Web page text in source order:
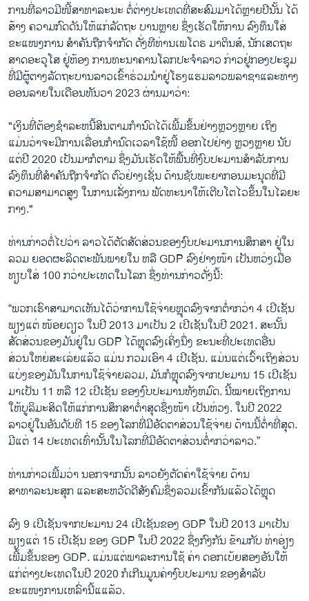
ການທີ່ລາວມີໜີ້ສາທາລະນະ ຕໍ່ຕ່າງປະເທດທີ່ສະສົມມາໄດ້ຫຼາຍປີນັ້ນ ໄດ້
ສ້າງ ຄວາມກົດດັນໃຫ້ແກ່ລັດຖະ ບານຫຼາຍ ຊຶ່ງເຮັດໃຫ້ການ ລົງທຶນໃສ່
ຂະແໜງການ ສໍາຄັນຖືກຈໍາກັດ ດັ່ງທີທ່ານເພໂດຣ ມາຕິນສ໌, ນັກເສດຖະ
ສາດອະວຸໂສ ຢູ່ຫ້ອງ ການທະນາຄານໂລກປະຈໍາລາວ ກ່າວຢູ່ກອງປະຊຸມ
ທີ່ມີຜູ້ຕາງລັດຖະບານລາວເຂົ້າຮ່ວມນໍາຢູ່ໂຮງແຮມລາວພລາຊາແລະທາງ
ອອນລາຍໃນເດືອນທັນວາ 2023 ຜ່ານມາວ່າ:
"ເງິນທີ່ຕ້ອງຊໍາລະຫນີ້ສິນຕາມກໍານົດໄດ້ເພີ້ມຂຶ້ນຢ່າງຫຼວງຫຼາຍ ເຖິງ
ແມ່ນວ່າຈະມີການເລື່ອນກໍານົດເວລາໃຊ້ໜີ້ ອອກໄປຢ່າງ ຫຼວງຫຼາຍ ນັບ
ແຕ່ປີ 2020 ເປັນມາກໍຕາມ ຊຶ່ງມັນເຮັດໃຫ້ພື້ນທີ່ງົບປະມານສໍາລັບການ
ລົງທຶນທີ່ສໍາຄັນຖືກຈໍາກັດ ຕົວຢ່າງເຊັ່ນ ດ້ານຊັບພະຍາກອນມະນຸດທີ່ມີ
ຄວາມສາມາດສູງ ໃນການເລັ່ງການ ພັດທະນາໃຫ້ເຕີບໂຕໄວຂຶ້ນໃນໄລຍະ
ກາງ."
ທ່ານກ່າວຕໍ່ໄປວ່າ ລາວໄດ້ຕັດສັດສ່ວນຂອງງົບປະມານການສຶກສາ ຢູ່ໃນ
ລວມ ຍອດຜະລິດຕະພັນພາຍໃນ ຫລື GDP ລົງຢ່າງໜ້າ ເປັນຫວ່ງເມື່ອ
ທຽບໃສ່ 100 ກວ່າປະເທດໃນໂລກ ຊຶ່ງທ່ານກ່າວດັ່ງນີ້:
“ພວກເຮົາສາມາດເຫັນໄດ້ວ່າການໃຊ້ຈ່າຍຫຼຸດລົງຈາກຕໍ່າກວ່າ 4 ເປີເຊັນ
ພຽງແຕ່ ໜ້ອຍດຽວ ໃນປີ 2013 ມາເປັນ 2 ເປີເຊັນໃນປີ 2021. ສະນັ້ນ
ສັດສ່ວນຂອງມັນຢູ່ໃນ GDP ໄດ້ຫຼຸດລົງເຄິ່ງນຶ່ງ ຂະນະທີ່ປະເທດອື່ນ
ສ່ວນໃຫຍ່ສະເລ່ຍແລ້ວ ແມ່ນ ກວມເອົາ 4 ເປີເຊັນ. ແມ່ນແຕ່ເວົ້າເຖິງສ່ວນ
ແບ່ງຂອງມັນໃນການໃຊ້ຈ່າຍລວມ, ມັນກໍຫຼຸດລົງຈາກປະມານ 15 ເປີເຊັນ
ມາເປັນ 11 ຫລື 12 ເປີເຊັນ ຂອງງົບປະມານທັງຫມົດ. ນີ້ໝາຍເຖິງການ
ໃຫ້ບູລິມະສິດໃຫ້ແກ່ການສຶກສາຕໍ່າສຸດຊຶ່ງໜ້າ ເປັນຫ່ວງ. ໃນປີ 2022
ລາວຢູ່ໃນອັນດັບທີ 15 ຂອງໂລກທີ່ມີອັດຕາສ່ວນໃຊ້ຈ່າຍ ດ້ານນີ້ຕໍ່າທີ່ສຸດ.
ມີແຕ່ 14 ປະເທດເທົ່ານັ້ນໃນໂລກທີ່ມີອັດຕາສ່ວນຕໍ່່າກວ່າລາວ.”
ທ່ານກ່າວເພີ້ມວ່າ ນອກຈາກນັ້ນ ລາວຍັງຕັດຄ່າໃຊ້ຈ່າຍ ດ້ານ
ສາທາລະນະສຸກ ແລະສະຫວັດດີສັງຄົມຊຶ່ງລວມເຂົ້າກັນແລ້ວໄດ້ຫຼຸດ
ລົງ 9 ເປີເຊັນຈາກປະມານ 24 ເປີເຊັນຂອງ GDP ໃນປີ 2013 ມາເປັນ
ພຽງແຕ່ 15 ເປີເຊັນ ຂອງ GDP ໃນປີ 2022 ຊຶ່ງກົງກັນ ຂ້າມກັບ ທ່າອ່ຽງ
ເພີ້ມຂຶ້ນຂອງ GDP. ແມ່ນແຕ່ພາລະການໃຊ້ ຄ່າ ດອກເບ້ຍສອງອັນໃຫ້
ແກ່ຕ່າງປະເທດໃນປີ 2020 ກໍເກີນມູນຄ່າງົບປະມານ ຂອງສໍາລັບ
ຂະແໜງການເຫລົ່ານີ້ແແລ້ວ.